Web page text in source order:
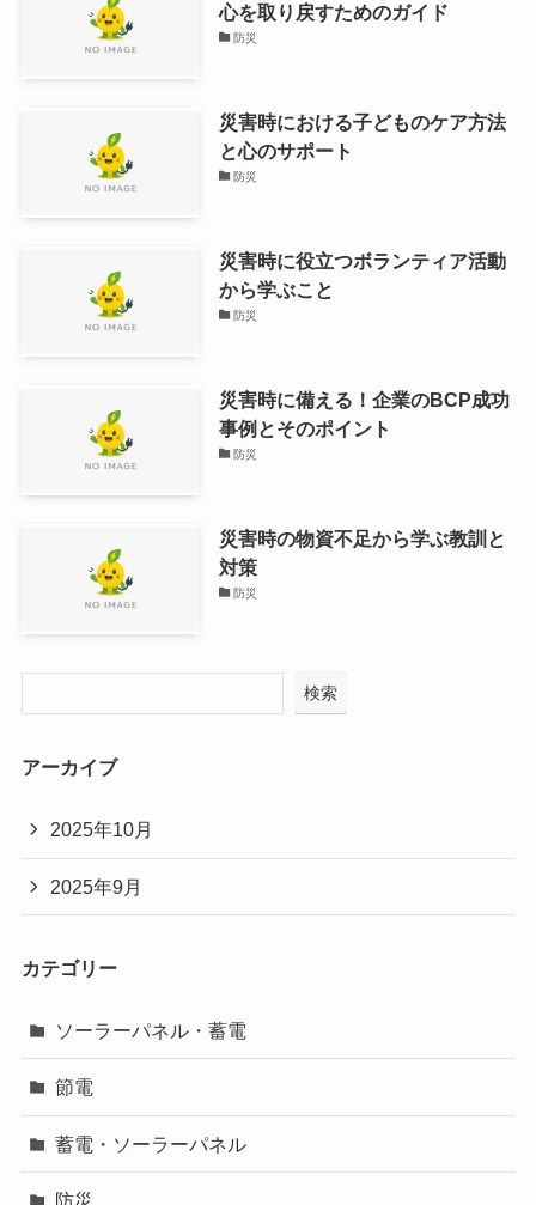
心を取り戻すためのガイド
防災
災害時における子どものケア方法
と心のサポート
防災
災害時に役立つボランティア活動
から学ぶこと
防災
災害時に備える！企業のBCP成功
事例とそのポイント
防災
災害時の物資不足から学ぶ教訓と
対策
防災
検索
アーカイブ
2025年10月
2025年9月
カテゴリー
ソーラーパネル・蓄電
節電
蓄電・ソーラーパネル
防災